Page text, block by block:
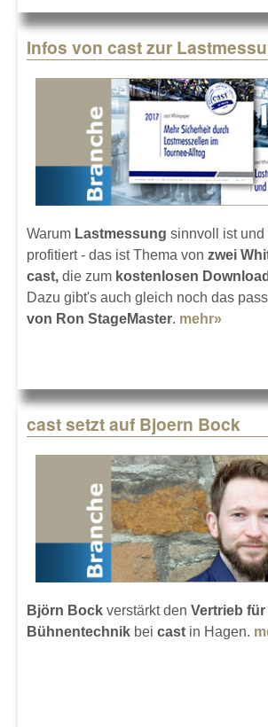
Infos von cast zur
Warum Lastmessung sinnvoll ist und
profitiert - das ist Thema von zwei
cast, die zum kostenlosen Download
Dazu gibt's auch gleich noch das
von Ron StageMaster. mehr»
cast setzt auf Bjoern Bock
Björn Bock verstärkt den Vertrieb für
Bühnentechnik bei cast in Hagen.